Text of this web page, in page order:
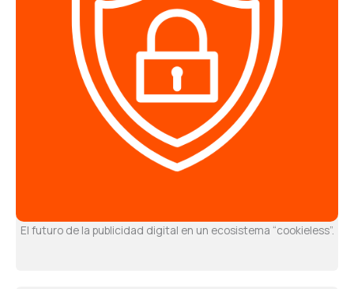
El futuro de la publicidad digital en un ecosistema “cookieless”.